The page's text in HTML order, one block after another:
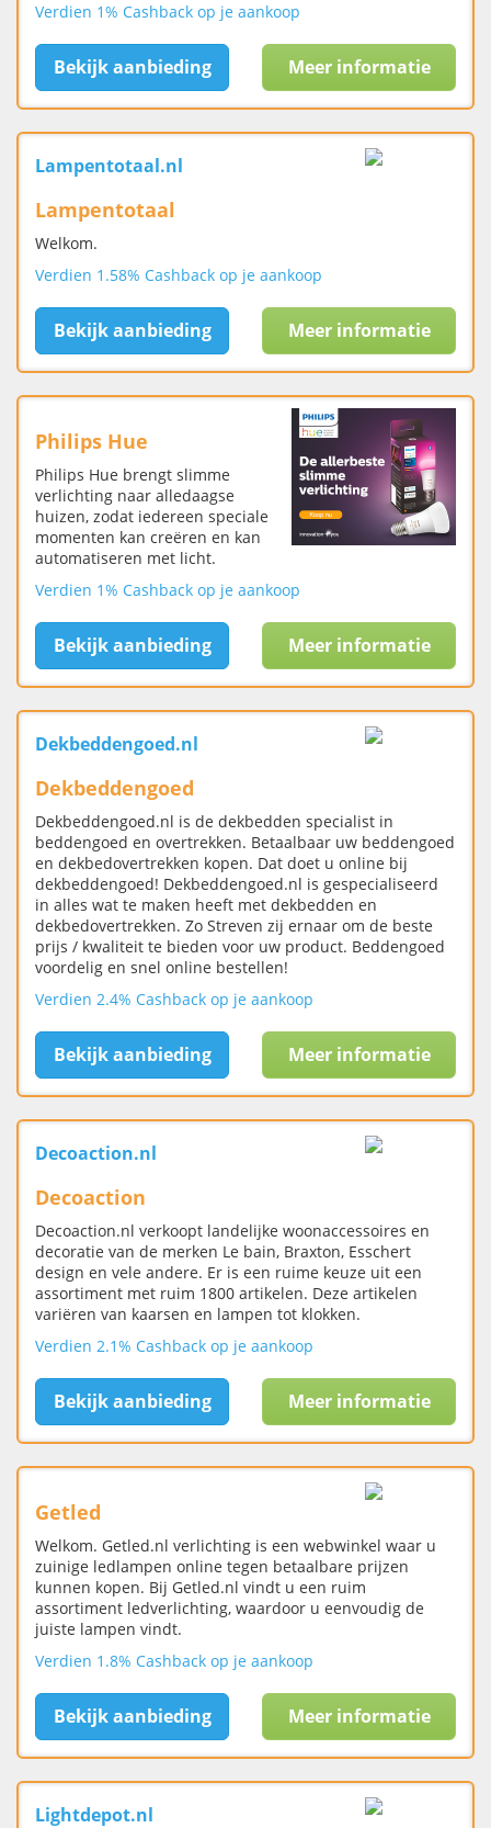
Verdien 1% Cashback op je aankoop
Bekijk aanbieding Meer informatie
Lampentotaal.nl
Lampentotaal
Welkom.
Verdien 1.58% Cashback op je aankoop
Bekijk aanbieding Meer informatie
Philips Hue
Philips Hue brengt slimme
verlichting naar alledaagse
huizen, zodat iedereen speciale
momenten kan creëren en kan
automatiseren met licht.
Verdien 1% Cashback op je aankoop
Bekijk aanbieding Meer informatie
Dekbeddengoed.nl
Dekbeddengoed
Dekbeddengoed.nl is de dekbedden specialist in
beddengoed en overtrekken. Betaalbaar uw beddengoed
en dekbedovertrekken kopen. Dat doet u online bij
dekbeddengoed! Dekbeddengoed.nl is gespecialiseerd
in alles wat te maken heeft met dekbedden en
dekbedovertrekken. Zo Streven zij ernaar om de beste
prijs / kwaliteit te bieden voor uw product. Beddengoed
voordelig en snel online bestellen!
Verdien 2.4% Cashback op je aankoop
Bekijk aanbieding Meer informatie
Decoaction.nl
Decoaction
Decoaction.nl verkoopt landelijke woonaccessoires en
decoratie van de merken Le bain, Braxton, Esschert
design en vele andere. Er is een ruime keuze uit een
assortiment met ruim 1800 artikelen. Deze artikelen
variëren van kaarsen en lampen tot klokken.
Verdien 2.1% Cashback op je aankoop
Bekijk aanbieding Meer informatie
Getled
Welkom. Getled.nl verlichting is een webwinkel waar u
zuinige ledlampen online tegen betaalbare prijzen
kunnen kopen. Bij Getled.nl vindt u een ruim
assortiment ledverlichting, waardoor u eenvoudig de
juiste lampen vindt.
Verdien 1.8% Cashback op je aankoop
Bekijk aanbieding Meer informatie
Lightdepot.nl